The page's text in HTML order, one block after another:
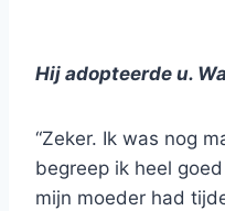
Hij adopteerde u.
“Zeker. Ik was nog
begreep ik heel
mijn moeder had